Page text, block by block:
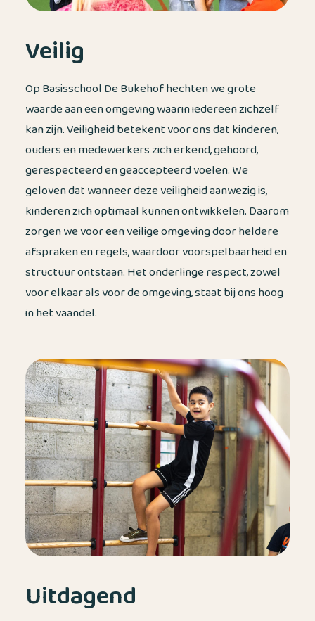
Veilig
Op Basisschool De Bukehof hechten we grote
waarde aan een omgeving waarin iedereen zichzelf
kan zijn. Veiligheid betekent voor ons dat kinderen,
ouders en medewerkers zich erkend, gehoord,
gerespecteerd en geaccepteerd voelen. We
geloven dat wanneer deze veiligheid aanwezig is,
kinderen zich optimaal kunnen ontwikkelen. Daarom
zorgen we voor een veilige omgeving door heldere
afspraken en regels, waardoor voorspelbaarheid en
structuur ontstaan. Het onderlinge respect, zowel
voor elkaar als voor de omgeving, staat bij ons hoog
in het vaandel.
Uitdagend